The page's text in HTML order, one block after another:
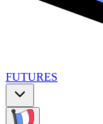
FUTURES